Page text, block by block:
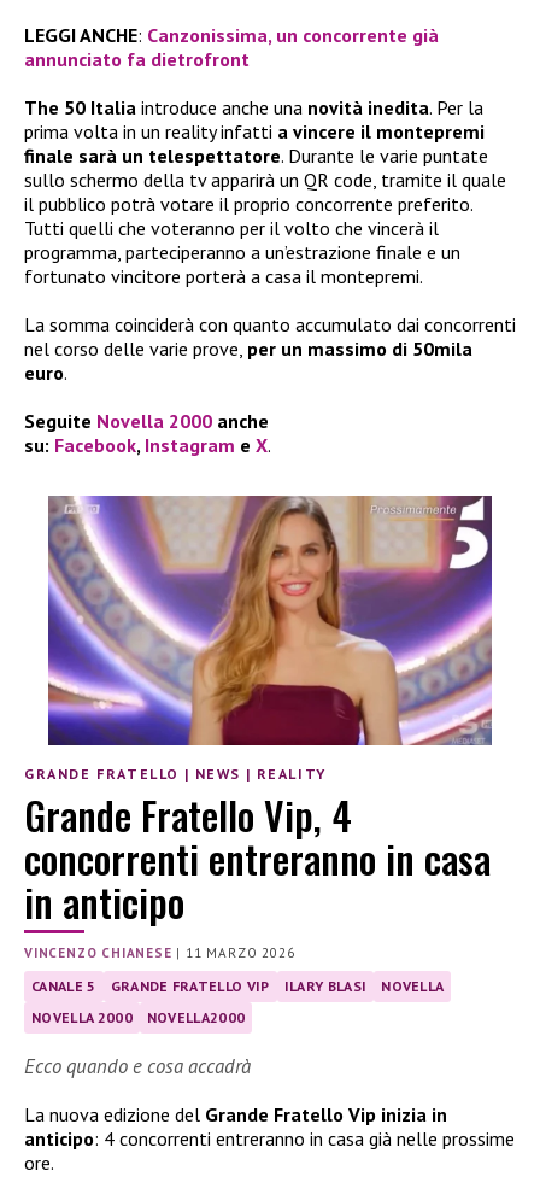
LEGGI ANCHE: Canzonissima, un concorrente già
annunciato fa dietrofront
The 50 Italia introduce anche una novità inedita. Per la
prima volta in un reality infatti a vincere il montepremi
finale sarà un telespettatore. Durante le varie puntate
sullo schermo della tv apparirà un QR code, tramite il quale
il pubblico potrà votare il proprio concorrente preferito.
Tutti quelli che voteranno per il volto che vincerà il
programma, parteciperanno a un’estrazione finale e un
fortunato vincitore porterà a casa il montepremi.
La somma coinciderà con quanto accumulato dai concorrenti
nel corso delle varie prove, per un massimo di 50mila
euro.
Seguite Novella 2000 anche
su: Facebook, Instagram e X.
GRANDE FRATELLO | NEWS | REALITY
Grande Fratello Vip, 4
concorrenti entreranno in casa
in anticipo
VINCENZO CHIANESE | 11 MARZO 2026
CANALE 5 GRANDE FRATELLO VIP ILARY BLASI
NOVELLA
NOVELLA 2000
NOVELLA2000
Ecco quando e cosa accadrà
La nuova edizione del Grande Fratello Vip inizia in
anticipo: 4 concorrenti entreranno in casa già nelle prossime
ore.